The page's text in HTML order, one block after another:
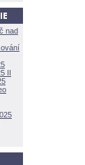
nad
II